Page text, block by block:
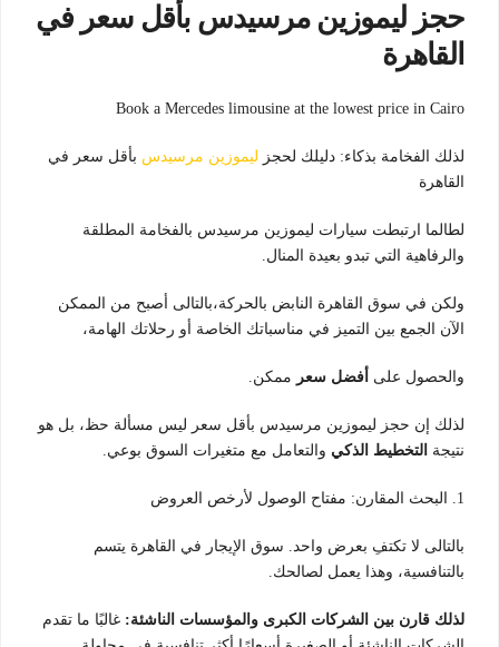
حجز ليموزين مرسيدس بأقل سعر في
القاهرة
Book a Mercedes limousine at the lowest price in Cairo
لذلك الفخامة بذكاء: دليلك لحجز ليموزين مرسيدس بأقل سعر في
القاهرة
لطالما ارتبطت سيارات ليموزين مرسيدس بالفخامة المطلقة
والرفاهية التي تبدو بعيدة المنال.
ولكن في سوق القاهرة النابض بالحركة،بالتالى أصبح من الممكن
الآن الجمع بين التميز في مناسباتك الخاصة أو رحلاتك الهامة،
والحصول على أفضل سعر ممكن.
لذلك إن حجز ليموزين مرسيدس بأقل سعر ليس مسألة حظ، بل هو
نتيجة التخطيط الذكي والتعامل مع متغيرات السوق بوعي.
1. البحث المقارن: مفتاح الوصول لأرخص العروض
بالتالى لا تكتفِ بعرض واحد. سوق الإيجار في القاهرة يتسم
بالتنافسية، وهذا يعمل لصالحك.
لذلك قارن بين الشركات الكبرى والمؤسسات الناشئة: غالبًا ما تقدم